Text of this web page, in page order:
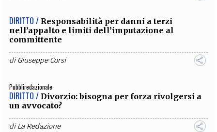
DIRITTO / Responsabilità per danni a terzi
nell’appalto e limiti dell’imputazione al
committente
diGiuseppe Corsi
Pubbliredazionale
DIRITTO / Divorzio: bisogna per forza rivolgersi a
un avvocato?
diLa Redazione